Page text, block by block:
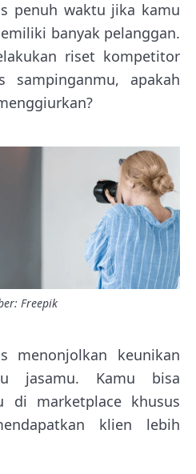
penuh waktu jika kamu
banyak pelanggan.
riset kompetitor
sampinganmu, apakah
Freepik
menonjolkan keunikan
jasamu. Kamu bisa
di marketplace khusus
klien lebih